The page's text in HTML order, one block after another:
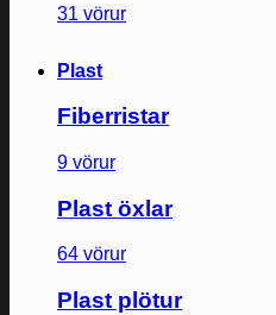
31 vörur
Plast
Fiberristar
9 vörur
Plast öxlar
64 vörur
Plast plötur